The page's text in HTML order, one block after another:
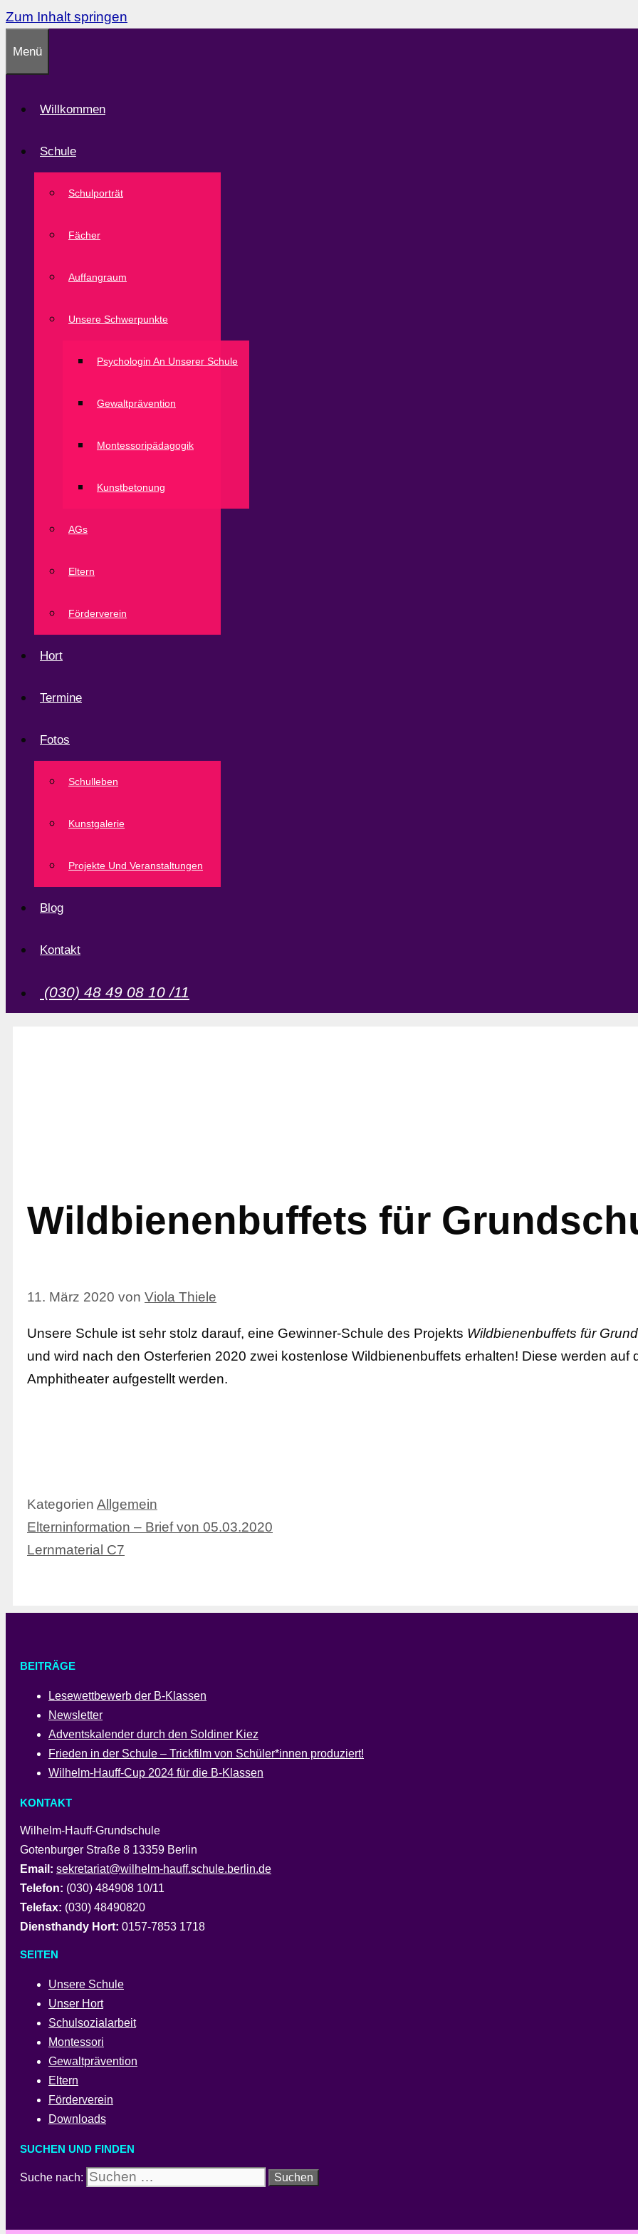
Zum Inhalt springen
Menü
Willkommen
Schule
Schulporträt
Fächer
Auffangraum
Unsere Schwerpunkte
Psychologin An Unserer Schule
Gewaltprävention
Montessoripädagogik
Kunstbetonung
AGs
Eltern
Förderverein
Hort
Termine
Fotos
Schulleben
Kunstgalerie
Projekte Und Veranstaltungen
Blog
Kontakt
(030) 48 49 08 10 /11
Wildbienenbuffets für
11. März 2020 von Viola Thiele
Unsere Schule ist sehr stolz darauf, eine Gewinner-Schule des Projekts Wildbienenbuffets für
und wird nach den Osterferien 2020 zwei kostenlose Wildbienenbuffets erhalten! Diese werden auf
Amphitheater aufgestellt werden.
Kategorien Allgemein
Elterninformation – Brief von 05.03.2020
Lernmaterial C7
BEITRÄGE
Lesewettbewerb der B-Klassen
Newsletter
Adventskalender durch den Soldiner Kiez
Frieden in der Schule – Trickfilm von Schüler*innen produziert!
Wilhelm-Hauff-Cup 2024 für die B-Klassen
KONTAKT
Wilhelm-Hauff-Grundschule
Gotenburger Straße 8 13359 Berlin
Email: sekretariat@wilhelm-hauff.schule.berlin.de
Telefon: (030) 484908 10/11
Telefax: (030) 48490820
Diensthandy Hort: 0157-7853 1718
SEITEN
Unsere Schule
Unser Hort
Schulsozialarbeit
Montessori
Gewaltprävention
Eltern
Förderverein
Downloads
SUCHEN UND FINDEN
Suche nach: